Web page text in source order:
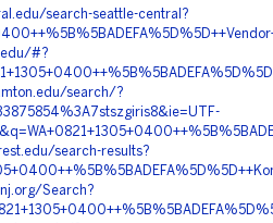
search-seattle-central?
#?
search/?
search-results?
Search?